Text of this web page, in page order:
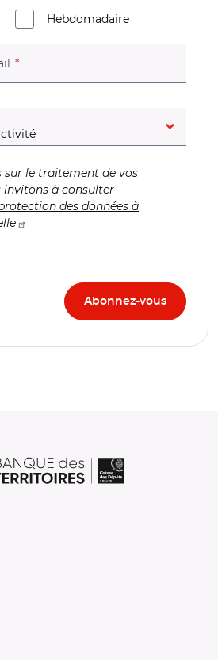
Hebdomadaire
(champ obligatoire)
sur le traitement de vos
invitons à consulter
des données à